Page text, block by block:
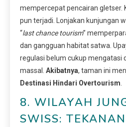
mempercepat pencairan gletser.
pun terjadi. Lonjakan kunjungan
“last chance tourism”
dan gangguan habitat satwa.
regulasi belum cukup mengatasi
massal. Akibatnya, taman ini
Destinasi Hindari Overtourism
8. WILAYAH
SWISS: